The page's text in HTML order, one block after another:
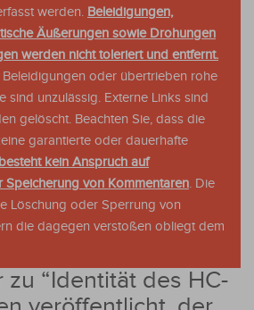
werden. Beleidigungen,
Äußerungen sowie Drohungen
werden nicht toleriert und entfernt.
oder übertrieben rohe
sind unzulässig. Externe Links sind
gelöscht. Beachten Sie, dass die
garantierte oder dauerhafte
kein Anspruch auf
von Kommentaren. Die
Löschung oder Sperrung von
die dagegen verstoßen obliegt dem
zu “Identität des HC-